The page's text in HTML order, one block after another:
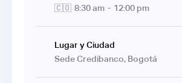
🇨🇴 8:30 am - 12:00 pm
Lugar y Ciudad
Sede Credibanco, Bogotá